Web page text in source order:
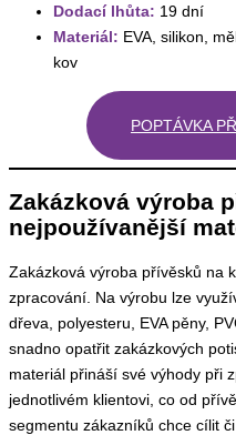
Dodací lhůta: 19 dní
Materiál: EVA, silikon,
kov
POPTÁVKA
Zakázková výroba
nejpoužívanější
Zakázková výroba přívěsků na
zpracování. Na výrobu lze
dřeva, polyesteru, EVA pěny,
snadno opatřit zakázkových
materiál přináší své výhody při
jednotlivém klientovi, co od
segmentu zákazníků chce cílit